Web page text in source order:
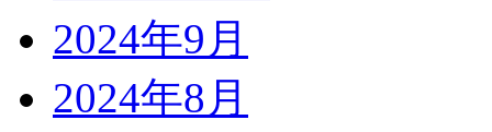
2024年9月
2024年8月